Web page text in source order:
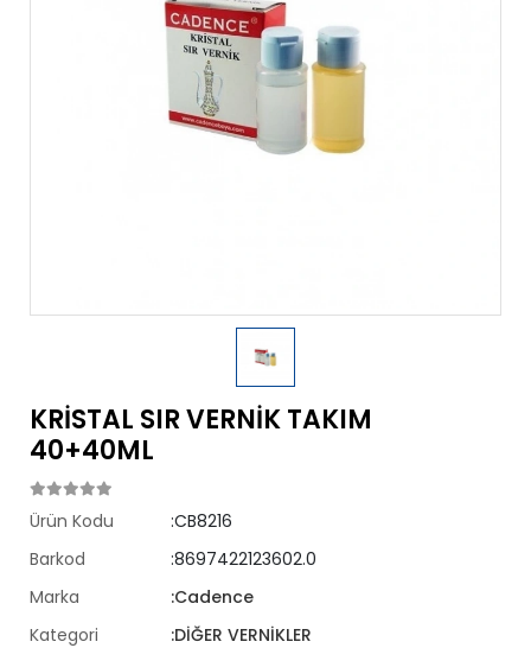
KRİSTAL SIR VERNİK TAKIM
40+40ML
Ürün Kodu
:CB8216
Barkod
:8697422123602.0
Marka
:Cadence
Kategori
:DİĞER VERNİKLER